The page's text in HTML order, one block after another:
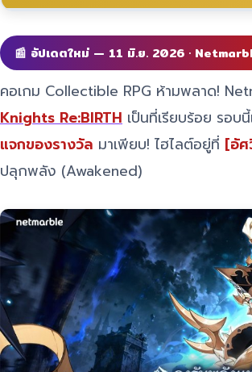
📰 อัปเดตใหม่ — 11 มิ.ย. 2026 ·
คอเกม Collectible RPG ห้ามพลาด!
Knights Re:BIRTH เป็นที่เรียบร้อย รอบ
แจกของรางวัล มาเพียบ! ไฮไลต์อยู่ที่ [อัศ
ปลุกพลัง (Awakened)